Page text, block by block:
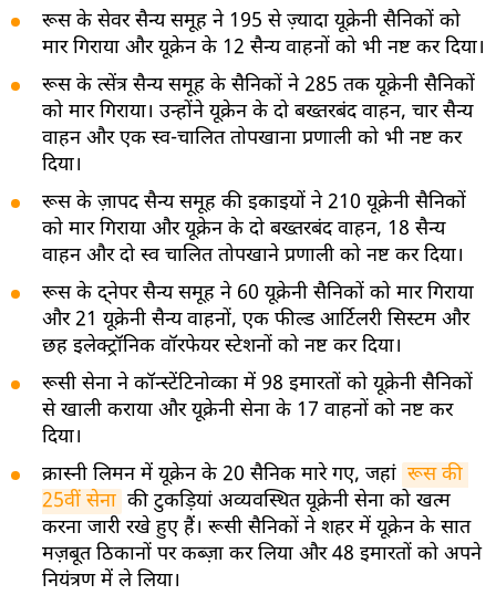
रूस के सेवर सैन्य समूह ने 195 से ज़्यादा यूक्रेनी सैनिकों को
मार गिराया और यूक्रेन के 12 सैन्य वाहनों को भी नष्ट कर दिया।
रूस के त्सेंत्र सैन्य समूह के सैनिकों ने 285 तक यूक्रेनी सैनिकों
को मार गिराया। उन्होंने यूक्रेन के दो बख्तरबंद वाहन, चार सैन्य
वाहन और एक स्व-चालित तोपखाना प्रणाली को भी नष्ट कर
दिया।
रूस के ज़ापद सैन्य समूह की इकाइयों ने 210 यूक्रेनी सैनिकों
को मार गिराया और यूक्रेन के दो बख्तरबंद वाहन, 18 सैन्य
वाहन और दो स्व चालित तोपखाने प्रणाली को नष्ट कर दिया।
रूस के द्नेपर सैन्य समूह ने 60 यूक्रेनी सैनिकों को मार गिराया
और 21 यूक्रेनी सैन्य वाहनों, एक फील्ड आर्टिलरी सिस्टम और
छह इलेक्ट्रॉनिक वॉरफेयर स्टेशनों को नष्ट कर दिया।
रूसी सेना ने कॉन्स्टेंटिनोव्का में 98 इमारतों को यूक्रेनी सैनिकों
से खाली कराया और यूक्रेनी सेना के 17 वाहनों को नष्ट कर
दिया।
क्रास्नी लिमन में यूक्रेन के 20 सैनिक मारे गए, जहां रूस की
25वीं सेना की टुकड़ियां अव्यवस्थित यूक्रेनी सेना को खत्म
करना जारी रखे हुए हैं। रूसी सैनिकों ने शहर में यूक्रेन के सात
मज़बूत ठिकानों पर कब्ज़ा कर लिया और 48 इमारतों को अपने
नियंत्रण में ले लिया।